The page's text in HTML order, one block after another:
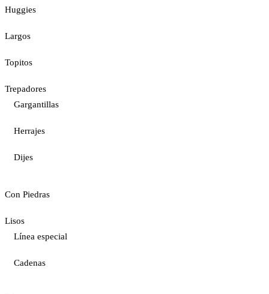
Huggies
Largos
Topitos
Trepadores
Gargantillas
Herrajes
Dijes
Con Piedras
Lisos
Línea especial
Cadenas